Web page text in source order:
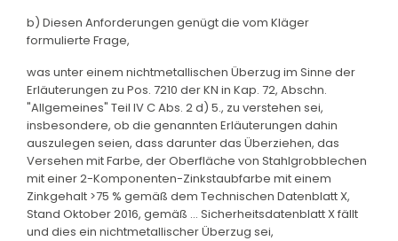
b) Diesen Anforderungen genügt die vom Kläger
formulierte Frage,
was unter einem nichtmetallischen Überzug im Sinne der
Erläuterungen zu Pos. 7210 der KN in Kap. 72, Abschn.
"Allgemeines" Teil IV C Abs. 2 d) 5., zu verstehen sei,
insbesondere, ob die genannten Erläuterungen dahin
auszulegen seien, dass darunter das Überziehen, das
Versehen mit Farbe, der Oberfläche von Stahlgrobblechen
mit einer 2-Komponenten-Zinkstaubfarbe mit einem
Zinkgehalt >75 % gemäß dem Technischen Datenblatt X,
Stand Oktober 2016, gemäß ... Sicherheitsdatenblatt X fällt
und dies ein nichtmetallischer Überzug sei,